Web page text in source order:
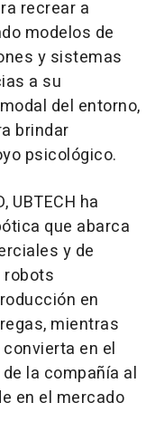
recrear a
modelos de
y sistemas
a su
del entorno,
brindar
psicológico.
UBTECH ha
que abarca
y de
robots
en
mientras
convierta en el
la compañía al
en el mercado